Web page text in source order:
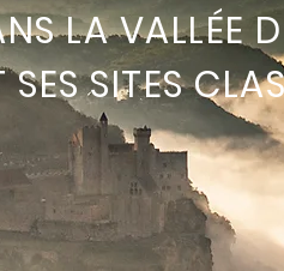
LA VALLÉE
SES SITES